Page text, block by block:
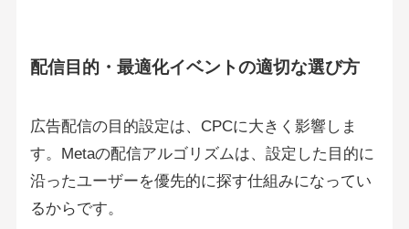
配信目的・最適化イベントの適切な選び方
広告配信の目的設定は、CPCに大きく影響しま
す。Metaの配信アルゴリズムは、設定した目的に
沿ったユーザーを優先的に探す仕組みになってい
るからです。